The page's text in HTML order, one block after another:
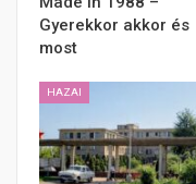
Gyerekkor akkor és
most
HAZAI